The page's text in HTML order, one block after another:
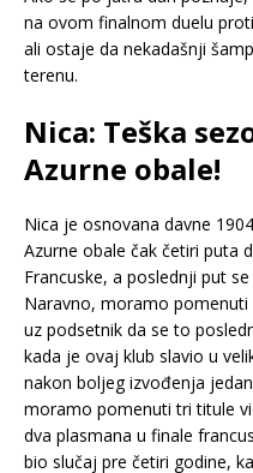
na ovom finalnom duelu
ali ostaje da nekadašnji
terenu.
Nica: Teška
Azurne obale!
Nica je osnovana davne
Azurne obale čak četiri puta
Francuske, a poslednji put
Naravno, moramo
uz podsetnik da se to
kada je ovaj klub slavio u
nakon boljeg izvođenja
moramo pomenuti tri titule
dva plasmana u finale
bio slučaj pre četiri godine,